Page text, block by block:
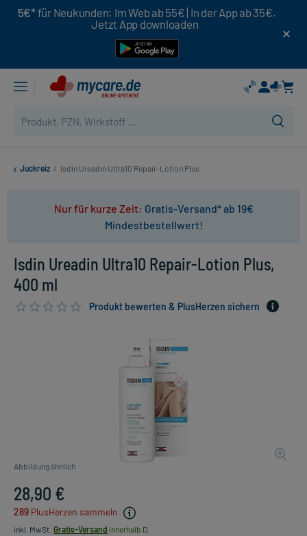
5€* für Neukunden: Im Web ab 55€ | In der App ab 35€.
Jetzt App downloaden
Juckreiz / Isdin Ureadin Ultra10 Repair-Lotion Plus
Nur für kurze Zeit: Gratis-Versand* ab 19€
Mindestbestellwert!
Isdin Ureadin Ultra10 Repair-Lotion Plus,
400 ml
Produkt bewerten & PlusHerzen sichern
Abbildung ähnlich
28,90 €
289 PlusHerzen sammeln
inkl. MwSt. Gratis-Versand innerhalb D.